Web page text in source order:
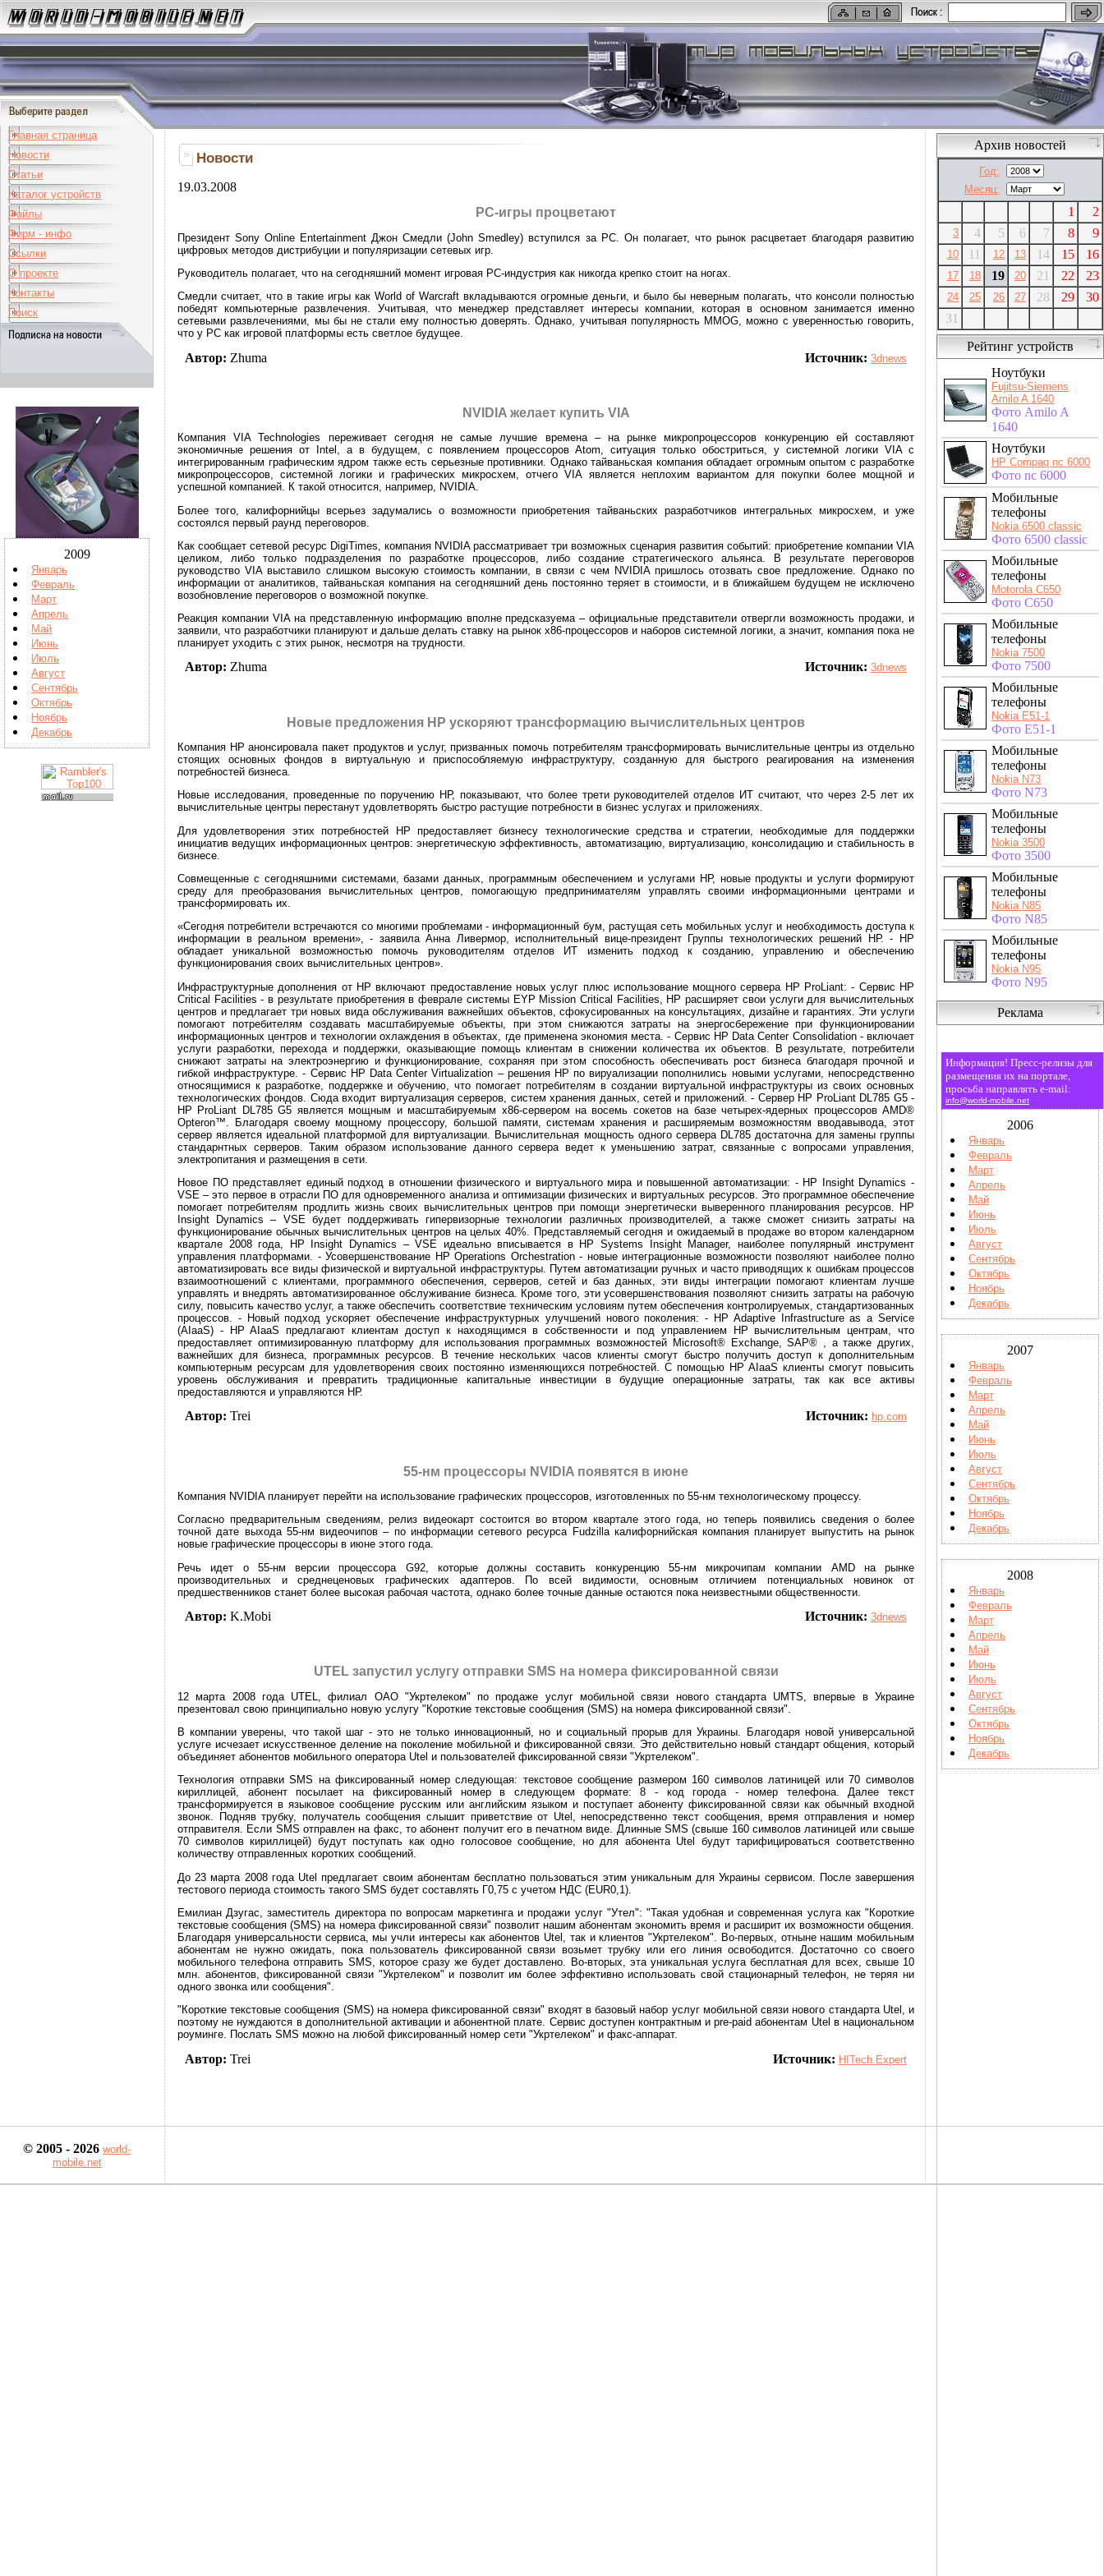
Главная страница
Новости
Статьи
Каталог устройств
Файлы
Фирм - инфо
Ссылки
О проекте
Контакты
Поиск
2009
Январь
Февраль
Март
Апрель
Май
Июнь
Июль
Август
Сентябрь
Октябрь
Ноябрь
Декабрь
Новости
19.03.2008
РС-игры процветают
Президент Sony Online Entertainment Джон Смедли (John Smedley) вступился за РС. Он полагает, что рынок расцветает благодаря развитию
цифровых методов дистрибуции и популяризации сетевых игр.
Руководитель полагает, что на сегодняшний момент игровая PC-индустрия как никогда крепко стоит на ногах.
Смедли считает, что в такие игры как World of Warcraft вкладываются огромные деньги, и было бы неверным полагать, что консоли полностью
победят компьютерные развлечения. Учитывая, что менеджер представляет интересы компании, которая в основном занимается именно
сетевыми развлечениями, мы бы не стали ему полностью доверять. Однако, учитывая популярность MMOG, можно с уверенностью говорить,
что у РС как игровой платформы есть светлое будущее.
Автор: Zhuma Источник: 3dnews
NVIDIA желает купить VIA
Компания VIA Technologies переживает сегодня не самые лучшие времена – на рынке микропроцессоров конкуренцию ей составляют
экономичные решения от Intel, а в будущем, с появлением процессоров Atom, ситуация только обостриться, у системной логики VIA с
интегрированным графическим ядром также есть серьезные противники. Однако тайваньская компания обладает огромным опытом с разработке
микропроцессоров, системной логики и графических микросхем, отчего VIA является неплохим вариантом для покупки более мощной и
успешной компанией. К такой относится, например, NVIDIA.
Более того, калифорнийцы всерьез задумались о возможности приобретения тайваньских разработчиков интегральных микросхем, и уже
состоялся первый раунд переговоров.
Как сообщает сетевой ресурс DigiTimes, компания NVIDIA рассматривает три возможных сценария развития событий: приобретение компании VIA
целиком, либо только подразделения по разработке процессоров, либо создание стратегического альянса. В результате переговоров
руководство VIA выставило слишком высокую стоимость компании, в связи с чем NVIDIA пришлось отозвать свое предложение. Однако по
информации от аналитиков, тайваньская компания на сегодняшний день постоянно теряет в стоимости, и в ближайшем будущем не исключено
возобновление переговоров о возможной покупке.
Реакция компании VIA на представленную информацию вполне предсказуема – официальные представители отвергли возможность продажи, и
заявили, что разработчики планируют и дальше делать ставку на рынок x86-процессоров и наборов системной логики, а значит, компания пока не
планирует уходить с этих рынок, несмотря на трудности.
Автор: Zhuma Источник: 3dnews
Новые предложения НР ускоряют трансформацию вычислительных центров
Компания НР анонсировала пакет продуктов и услуг, призванных помочь потребителям трансформировать вычислительные центры из отдельно
стоящих основных фондов в виртуальную и приспособляемую инфраструктуру, созданную для быстрого реагирования на изменения
потребностей бизнеса.
Новые исследования, проведенные по поручению НР, показывают, что более трети руководителей отделов ИТ считают, что через 2-5 лет их
вычислительные центры перестанут удовлетворять быстро растущие потребности в бизнес услугах и приложениях.
Для удовлетворения этих потребностей НР предоставляет бизнесу технологические средства и стратегии, необходимые для поддержки
инициатив ведущих информационных центров: энергетическую эффективность, автоматизацию, виртуализацию, консолидацию и стабильность в
бизнесе.
Совмещенные с сегодняшними системами, базами данных, программным обеспечением и услугами НР, новые продукты и услуги формируют
среду для преобразования вычислительных центров, помогающую предпринимателям управлять своими информационными центрами и
трансформировать их.
«Сегодня потребители встречаются со многими проблемами - информационный бум, растущая сеть мобильных услуг и необходимость доступа к
информации в реальном времени», - заявила Анна Ливермор, исполнительный вице-президент Группы технологических решений НР. - НР
обладает уникальной возможностью помочь руководителям отделов ИТ изменить подход к созданию, управлению и обеспечению
функционирования своих вычислительных центров».
Инфраструктурные дополнения от НР включают предоставление новых услуг плюс использование мощного сервера HP ProLiant: - Сервис HP
Critical Facilities - в результате приобретения в феврале системы EYP Mission Critical Facilities, НР расширяет свои услуги для вычислительных
центров и предлагает три новых вида обслуживания важнейших объектов, сфокусированных на консультациях, дизайне и гарантиях. Эти услуги
помогают потребителям создавать масштабируемые объекты, при этом снижаются затраты на энергосбережение при функционировании
информационных центров и технологии охлаждения в объектах, где применена экономия места. - Сервис HP Data Center Consolidation - включает
услуги разработки, перехода и поддержки, оказывающие помощь клиентам в снижении количества их объектов. В результате, потребители
снижают затраты на электроэнергию и функционирование, сохраняя при этом способность обеспечивать рост бизнеса благодаря прочной и
гибкой инфраструктуре. - Сервис HP Data Center Virtualization – решения НР по вируализации пополнились новыми услугами, непосредственно
относящимися к разработке, поддержке и обучению, что помогает потребителям в создании виртуальной инфраструктуры из своих основных
технологических фондов. Сюда входит виртуализация серверов, систем хранения данных, сетей и приложений. - Сервер HP ProLiant DL785 G5 -
HP ProLiant DL785 G5 является мощным и масштабируемым x86-сервером на восемь сокетов на базе четырех-ядерных процессоров AMD®
Opteron™. Благодаря своему мощному процессору, большой памяти, системам хранения и расширяемым возможностям вводавывода, этот
сервер является идеальной платформой для виртуализации. Вычислительная мощность одного сервера DL785 достаточна для замены группы
стандарнтных серверов. Таким образом использование данного сервера ведет к уменьшению затрат, связанные с вопросами управления,
электропитания и размещения в сети.
Новое ПО представляет единый подход в отношении физического и виртуального мира и повышенной автоматизации: - HP Insight Dynamics -
VSE – это первое в отрасли ПО для одновременного анализа и оптимизации физических и виртуальных ресурсов. Это программное обеспечение
помогает потребителям продлить жизнь своих вычислительных центров при помощи энергетически выверенного планирования ресурсов. HP
Insight Dynamics – VSE будет поддерживать гипервизорные технологии различных производителей, а также сможет снизить затраты на
функционирование обычных вычислительных центров на целых 40%. Представляемый сегодня и ожидаемый в продаже во втором календарном
квартале 2008 года, HP Insight Dynamics – VSE идеально вписывается в HP Systems Insight Manager, наиболее популярный инструмент
управления платформами. - Усовершенствование HP Operations Orchestration - новые интеграционные возможности позволяют наиболее полно
автоматизировать все виды физической и виртуальной инфраструктуры. Путем автоматизации ручных и часто приводящих к ошибкам процессов
взаимоотношений с клиентами, программного обеспечения, серверов, сетей и баз данных, эти виды интеграции помогают клиентам лучше
управлять и внедрять автоматизированное обслуживание бизнеса. Кроме того, эти усовершенствования позволяют снизить затраты на рабочую
силу, повысить качество услуг, а также обеспечить соответствие техническим условиям путем обеспечения контролируемых, стандартизованных
процессов. - Новый подход ускоряет обеспечение инфраструктурных улучшений нового поколения: - HP Adaptive Infrastructure as a Service
(AIaaS) - HP AIaaS предлагают клиентам доступ к находящимся в собственности и под управлением НР вычислительным центрам, что
предоставляет оптимизированную платформу для использования программных возможностей Microsoft® Exchange, SAP® , а также других,
важнейших для бизнеса, программных ресурсов. В течение нескольких часов клиенты смогут быстро получить доступ к дополнительным
компьютерным ресурсам для удовлетворения своих постоянно изменяющихся потребностей. С помощью HP AIaaS клиенты смогут повысить
уровень обслуживания и превратить традиционные капитальные инвестиции в будущие операционные затраты, так как все активы
предоставляются и управляются НР.
Автор: Trei Источник: hp.com
55-нм процессоры NVIDIA появятся в июне
Компания NVIDIA планирует перейти на использование графических процессоров, изготовленных по 55-нм технологическому процессу.
Согласно предварительным сведениям, релиз видеокарт состоится во втором квартале этого года, но теперь появились сведения о более
точной дате выхода 55-нм видеочипов – по информации сетевого ресурса Fudzilla калифорнийская компания планирует выпустить на рынок
новые графические процессоры в июне этого года.
Речь идет о 55-нм версии процессора G92, которые должны составить конкуренцию 55-нм микрочипам компании AMD на рынке
производительных и среднеценовых графических адаптеров. По всей видимости, основным отличием потенциальных новинок от
предшественников станет более высокая рабочая частота, однако более точные данные остаются пока неизвестными общественности.
Автор: K.Mobi Источник: 3dnews
UTEL запустил услугу отправки SMS на номера фиксированной связи
12 марта 2008 года UTEL, филиал ОАО "Укртелеком" по продаже услуг мобильной связи нового стандарта UMTS, впервые в Украине
презентовал свою принципиально новую услугу "Короткие текстовые сообщения (SMS) на номера фиксированной связи".
В компании уверены, что такой шаг - это не только инновационный, но и социальный прорыв для Украины. Благодаря новой универсальной
услуге исчезает искусственное деление на поколение мобильной и фиксированной связи. Это действительно новый стандарт общения, который
объединяет абонентов мобильного оператора Utel и пользователей фиксированной связи "Укртелеком".
Технология отправки SMS на фиксированный номер следующая: текстовое сообщение размером 160 символов латиницей или 70 символов
кириллицей, абонент посылает на фиксированный номер в следующем формате: 8 - код города - номер телефона. Далее текст
трансформируется в языковое сообщение русским или английским языком и поступает абоненту фиксированной связи как обычный входной
звонок. Подняв трубку, получатель сообщения слышит приветствие от Utel, непосредственно текст сообщения, время отправления и номер
отправителя. Если SMS отправлен на факс, то абонент получит его в печатном виде. Длинные SMS (свыше 160 символов латиницей или свыше
70 символов кириллицей) будут поступать как одно голосовое сообщение, но для абонента Utel будут тарифицироваться соответственно
количеству отправленных коротких сообщений.
До 23 марта 2008 года Utel предлагает своим абонентам бесплатно пользоваться этим уникальным для Украины сервисом. После завершения
тестового периода стоимость такого SMS будет составлять Г0,75 с учетом НДС (EUR0,1).
Емилиан Дзугас, заместитель директора по вопросам маркетинга и продажи услуг "Утел": "Такая удобная и современная услуга как "Короткие
текстовые сообщения (SMS) на номера фиксированной связи" позволит нашим абонентам экономить время и расширит их возможности общения.
Благодаря универсальности сервиса, мы учли интересы как абонентов Utel, так и клиентов "Укртелеком". Во-первых, отныне нашим мобильным
абонентам не нужно ожидать, пока пользователь фиксированной связи возьмет трубку или его линия освободится. Достаточно со своего
мобильного телефона отправить SMS, которое сразу же будет доставлено. Во-вторых, эта уникальная услуга бесплатная для всех, свыше 10
млн. абонентов, фиксированной связи "Укртелеком" и позволит им более эффективно использовать свой стационарный телефон, не теряя ни
одного звонка или сообщения".
"Короткие текстовые сообщения (SMS) на номера фиксированной связи" входят в базовый набор услуг мобильной связи нового стандарта Utel, и
поэтому не нуждаются в дополнительной активации и абонентной плате. Сервис доступен контрактным и pre-paid абонентам Utel в национальном
роуминге. Послать SMS можно на любой фиксированный номер сети "Укртелеком" и факс-аппарат.
Автор: Trei Источник: HITech.Expert
Архив новостей
Год:
Месяц:
1 2
3 4 5 6 7 8 9
10 11 12 13 14 15 16
17 18 19 20 21 22 23
24 25 26 27 28 29
30
31
Рейтинг устройств
Ноутбуки
Fujitsu-Siemens
Amilo A 1640
Фото Amilo A
1640
Ноутбуки
HP Compaq nc 6000
Фото nc 6000
Мобильные
телефоны
Nokia 6500 classic
Фото 6500 classic
Мобильные
телефоны
Motorola C650
Фото C650
Мобильные
телефоны
Nokia 7500
Фото 7500
Мобильные
телефоны
Nokia E51-1
Фото E51-1
Мобильные
телефоны
Nokia N73
Фото N73
Мобильные
телефоны
Nokia 3500
Фото 3500
Мобильные
телефоны
Nokia N85
Фото N85
Мобильные
телефоны
Nokia N95
Фото N95
Реклама
Информация! Пресс-релизы для
размещения их на портале,
просьба направлять e-mail:
info@world-mobile.net
2006
Январь
Февраль
Март
Апрель
Май
Июнь
Июль
Август
Сентябрь
Октябрь
Ноябрь
Декабрь
2007
Январь
Февраль
Март
Апрель
Май
Июнь
Июль
Август
Сентябрь
Октябрь
Ноябрь
Декабрь
2008
Январь
Февраль
Март
Апрель
Май
Июнь
Июль
Август
Сентябрь
Октябрь
Ноябрь
Декабрь
© 2005 - 2026 world-
mobile.net